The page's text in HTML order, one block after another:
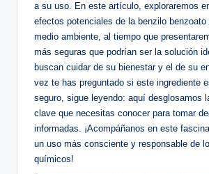
a su uso. En ⁢este ‍artículo, exploraremos
⁣efectos potenciales de la⁤ benzilo benzoato
medio ambiente, al ‍tiempo que
más seguras ⁢que podrían‍ ser la solución
buscan cuidar de su⁢ bienestar y el de su
vez te has preguntado si este ingrediente
seguro, sigue ⁢leyendo:⁣ aquí desglosamos
clave que ⁤necesitas conocer para tomar
informadas. ¡Acompáñanos en este
un⁣ uso más⁢ consciente y responsable de
químicos!